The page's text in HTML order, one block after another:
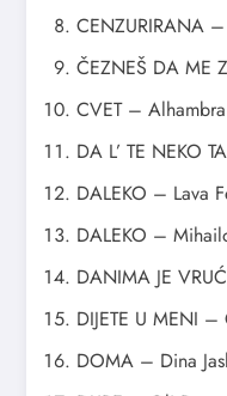
CENZURIRANA
ČEZNEŠ DA ME
CVET – Alhambra
DA L’ TE NEKO
DALEKO – Lava
DALEKO –
DANIMA JE
DIJETE U MENI
DOMA – Dina